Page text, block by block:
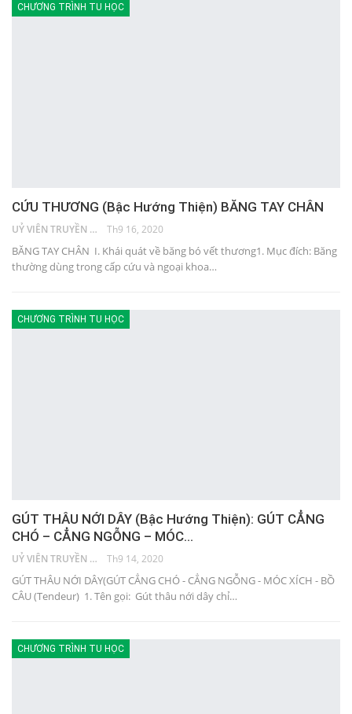
CHƯƠNG TRÌNH TU HỌC
CỨU THƯƠNG (Bậc Hướng Thiện) BĂNG TAY CHÂN
UỶ VIÊN TRUYỀN THÔNG Th9 16, 2020
BĂNG TAY CHÂN I. Khái quát về băng bó vết thương1. Mục đích: Băng
thường dùng trong cấp cứu và ngoại khoa…
CHƯƠNG TRÌNH TU HỌC
GÚT THÂU NỚI DÂY (Bậc Hướng Thiện): GÚT CẲNG
CHÓ – CẲNG NGỖNG – MÓC…
UỶ VIÊN TRUYỀN THÔNG Th9 14, 2020
GÚT THÂU NỚI DÂY(GÚT CẲNG CHÓ - CẲNG NGỖNG - MÓC XÍCH - BỒ
CÂU (Tendeur) 1. Tên gọi: Gút thâu nới dây chỉ…
CHƯƠNG TRÌNH TU HỌC